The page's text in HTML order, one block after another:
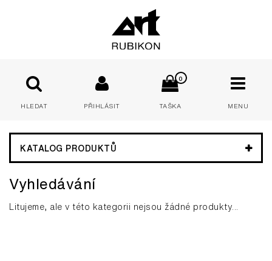
HLEDAT PŘIHLÁSIT
0
TAŠKA MENU
Heslo:
KATALOG PRODUKTŮ
Vyhledávání
Litujeme, ale v této kategorii nejsou žádné produkty...